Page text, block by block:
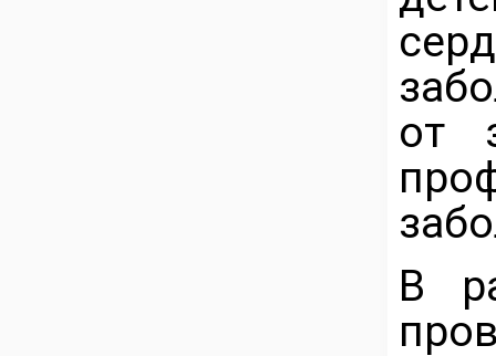
от
В